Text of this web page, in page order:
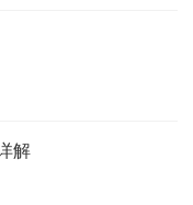
解